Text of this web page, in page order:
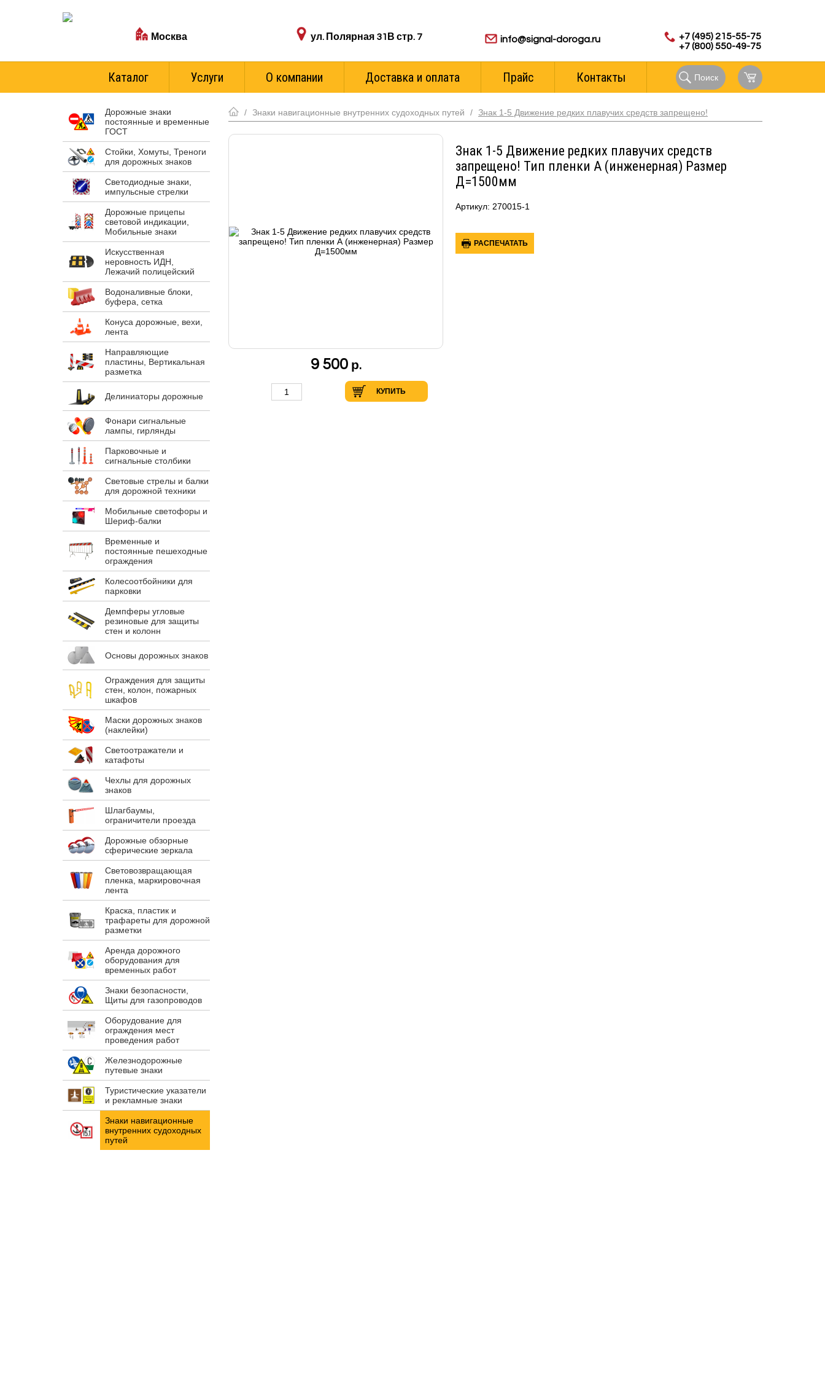
Москва
ул. Полярная 31В стр. 7
info@signal-doroga.ru
+7 (495) 215-55-75
+7 (800) 550-49-75
Каталог Услуги О компании Доставка и оплата Прайс Контакты Поиск
/ Знаки навигационные внутренних судоходных путей / Знак 1-5 Движение редких плавучих средств запрещено!
Знак 1-5 Движение редких плавучих средств
запрещено! Тип пленки А (инженерная) Размер
Д=1500мм
Артикул: 270015-1
РАСПЕЧАТАТЬ
9 500 р.
КУПИТЬ
Дорожные знаки
постоянные и временные
ГОСТ
Стойки, Хомуты, Треноги
для дорожных знаков
Светодиодные знаки,
импульсные стрелки
Дорожные прицепы
световой индикации,
Мобильные знаки
Искусственная
неровность ИДН,
Лежачий полицейский
Водоналивные блоки,
буфера, сетка
Конуса дорожные, вехи,
лента
Направляющие
пластины, Вертикальная
разметка
Делиниаторы дорожные
Фонари сигнальные
лампы, гирлянды
Парковочные и
сигнальные столбики
Световые стрелы и балки
для дорожной техники
Мобильные светофоры и
Шериф-балки
Временные и
постоянные пешеходные
ограждения
Колесоотбойники для
парковки
Демпферы угловые
резиновые для защиты
стен и колонн
Основы дорожных знаков
Ограждения для защиты
стен, колон, пожарных
шкафов
Маски дорожных знаков
(наклейки)
Светоотражатели и
катафоты
Чехлы для дорожных
знаков
Шлагбаумы,
ограничители проезда
Дорожные обзорные
сферические зеркала
Световозвращающая
пленка, маркировочная
лента
Краска, пластик и
трафареты для дорожной
разметки
Аренда дорожного
оборудования для
временных работ
Знаки безопасности,
Щиты для газопроводов
Оборудование для
ограждения мест
проведения работ
Железнодорожные
путевые знаки
Туристические указатели
и рекламные знаки
Знаки навигационные
внутренних судоходных
путей